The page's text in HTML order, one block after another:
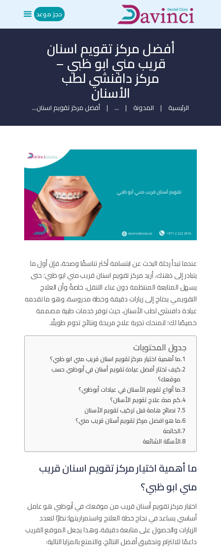
حجز موعد
أفضل مركز تقويم اسنان
قريب مني ابو ظبي –
مركز دافنشي لطب
الأسنان
الرئيسية المدونة ... أفضل مركز تقويم اسنان...
الرئيسية
من نحن
العلاجات
ميديا
عندما تبدأ رحلة البحث عن ابتسامة أكثر تناسقًا وصحة، فإن أول ما
يتبادر إلى ذهنك، أريد مركز تقويم اسنان قريب مني ابو ظبي؛ حتى
يسهل المتابعة المنتظمة دون عناء التنقل، خاصةً وأن العلاج
التقويمي يحتاج إلى زيارات دقيقة وخطة مدروسة، وهو ما تقدمه
عيادة دافنشي لطب الأسنان، حيث توفر خدمات طبية مصممة
خصيصًا لك؛ لتمنحك تجربة علاج مريحة ونتائج تدوم طويلًا.
جدول المحتويات
ما أهمية اختيار مركز تقويم اسنان قريب مني ابو ظبي؟
كيف تختار أفضل عيادة تقويم أسنان في أبوظبي حسب
موقعك؟
ما أنواع تقويم الأسنان في عيادات أبوظبي؟
كم مدة علاج تقويم الأسنان؟
7 نصائح هامة قبل تركيب تقويم الأسنان
ما هو افضل مركز تقويم أسنان قريب مني؟
الخاتمة
الأسئلة الشائعة
ما أهمية اختيار مركز تقويم اسنان قريب
مني ابو ظبي؟
اختيار مركز تقويم أسنان قريب من موقعك في أبوظبي هو عامل
أساسي يساعد في نجاح خطة العلاج واستمراريتها؛ نظرًا لتعدد
الزيارات والحصول على متابعة دقيقة، وهذا يجعل الموقع القريب
داعمًا للالتزام وتحقيق أفضل النتائج، والتمتع بالمزايا التالية: